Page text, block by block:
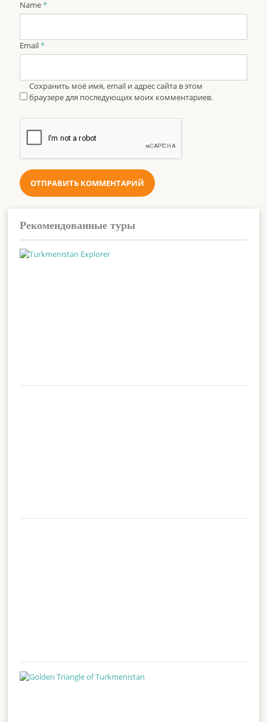
Name*
Email*
Сохранить моё имя, email и адрес сайта в этом
браузере для последующих моих комментариев.
Рекомендованные туры